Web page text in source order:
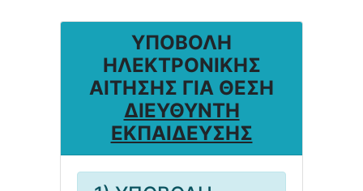
ΥΠΟΒΟΛΗ
ΗΛΕΚΤΡΟΝΙΚΗΣ
ΑΙΤΗΣΗΣ ΓΙΑ ΘΕΣΗ
ΔΙΕΥΘΥΝΤΗ
ΕΚΠΑΙΔΕΥΣΗΣ